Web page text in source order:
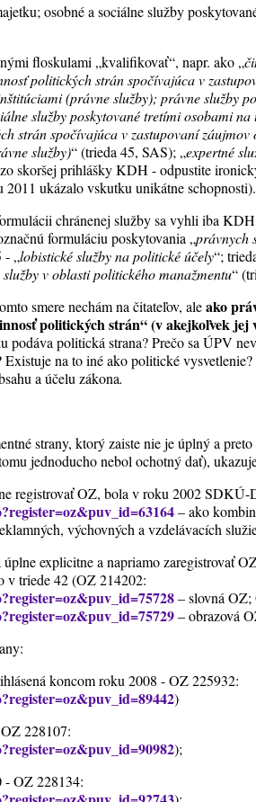
osobné a sociálne služby
floskulami „kvalifikovať“, napr. ako „
politických strán spočívajúca v
(právne služby); právne služby
služby poskytované tretími osobami
strán spočívajúca v zastupovaní záujmov
služby)“ (trieda 45, SAS); „expertné
skoršej prihlášky KDH - odpustite
ukázalo vskutku unikátne schopnosti).
chránenej služby sa vyhli iba
formuláciu poskytovania „právnych
- „lobistické služby na politické účely“;
služby v oblasti politického manažmentu“
smere nechám na čitateľov, aleako
politických strán“ (v akejkoľvek jej
podáva politická strana? Prečo sa ÚPV
na to iné ako politické
a účelu zákona.
strany, ktorý zaiste nie je úplný a
jednoducho nebol ochotný dať),
registrovať OZ, bola v roku 2002
– ako
výchovných a vzdelávacích
explicitne a napriamo zaregistrovať
v triede 42 (OZ 214202:
– slovná
– obrazová
koncom roku 2008 - OZ 225932:
)
228107:
);
- OZ 228134: